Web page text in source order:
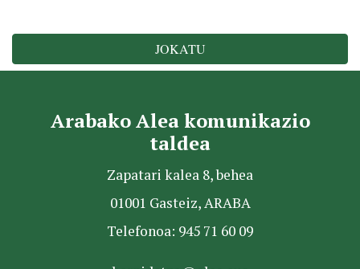
JOKATU
Arabako Alea komunikazio
taldea
Zapatari kalea 8, behea
01001 Gasteiz, ARABA
Telefonoa: 945 71 60 09